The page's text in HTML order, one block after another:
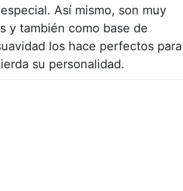
Así mismo, son muy
y también como base de
los hace perfectos para
su personalidad.